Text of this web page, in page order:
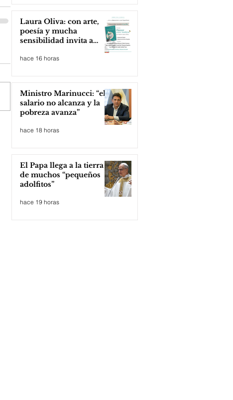
Laura Oliva: con arte,
poesía y mucha
sensibilidad invita a
hace 16 horas
Ministro Marinucci: “el
salario no alcanza y la
pobreza avanza”
hace 18 horas
El Papa llega a la tierra
de muchos “pequeños
adolfitos”
hace 19 horas